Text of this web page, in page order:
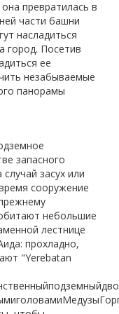
превратилась в
части башни
насладиться
Посетив
ее
незабываемые
панорамы
запасного
засух или
сооружение
небольшие
лестнице
прохладно,
"Yerebatan